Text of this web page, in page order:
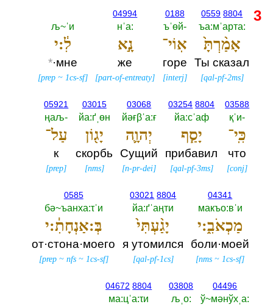
0559 8804
ъа:мˈарта:‎
אָמַ֨רְתָּ֙
Ты сказал
[qal-pf-2ms]
0188
ъˈөй-‎
אֽוֹי־
горе
[interj]
04994
нˈа:‎
נָ֣א
же
[part-of-entreaty]
љ~ˈи
לִ֔:י
*·мне
[prep ~1cs-sf]
03588
қˈи-‎
כִּֽי־
что
[conj]
03254 8804
йа:сˈаф
יָסַ֧ף
прибавил
[qal-pf-3ms]
03068
йәғβˈа:ғ
יְהוָ֛ה
Сущий
[n-pr-dei]
03015
йа:ґˌөн
יָג֖וֹן
скорбь
[nms]
05921
ңаљ-‎
עַל־
к
[prep]
04341
макъо:вˈи
מַכְאֹבִ֑:י
боли·моей
[nms ~1cs-sf]
03021 8804
йа:ґˈаңти
יָגַ֨עְתִּי֙
я утомился
[qal-pf-1cs]
0585
бә~ъанха:τˈи
בְּ:אַנְחָתִ֔:י
от·стона·моего
[prep~ nfs~ 1cs-sf]
04496
ў~мәнўхˌа:‎
03808
љˌо:‎
04672 8804
ма:цˈа:τи
3